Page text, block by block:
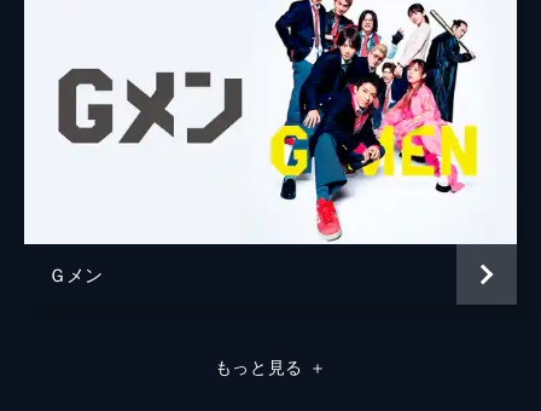
Ｇメン
もっと見る ＋